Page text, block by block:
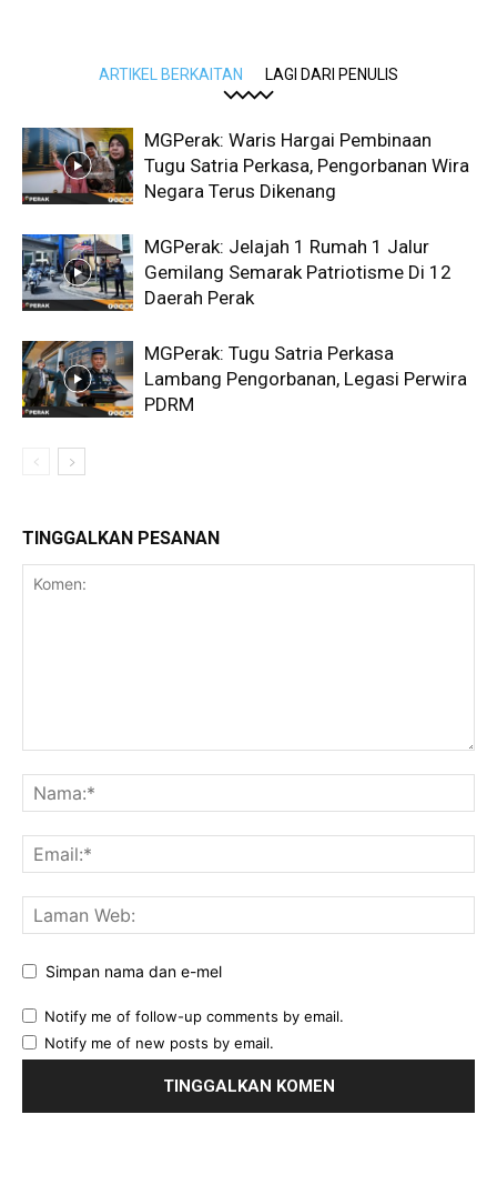
ARTIKEL BERKAITAN LAGI DARI PENULIS
MGPerak: Waris Hargai Pembinaan
Tugu Satria Perkasa, Pengorbanan Wira
Negara Terus Dikenang
MGPerak: Jelajah 1 Rumah 1 Jalur
Gemilang Semarak Patriotisme Di 12
Daerah Perak
MGPerak: Tugu Satria Perkasa
Lambang Pengorbanan, Legasi Perwira
PDRM
TINGGALKAN PESANAN
Simpan nama dan e-mel
Notify me of follow-up comments by email.
Notify me of new posts by email.